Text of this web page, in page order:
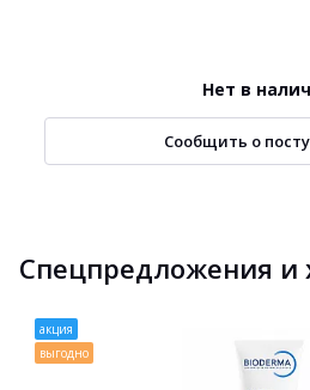
Нет в
Сообщить о
Спецпредложения и
акция
выгодно